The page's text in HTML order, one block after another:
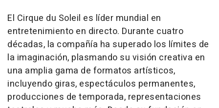
El Cirque du Soleil es líder mundial en
entretenimiento en directo. Durante cuatro
décadas, la compañía ha superado los límites de
la imaginación, plasmando su visión creativa en
una amplia gama de formatos artísticos,
incluyendo giras, espectáculos permanentes,
producciones de temporada, representaciones